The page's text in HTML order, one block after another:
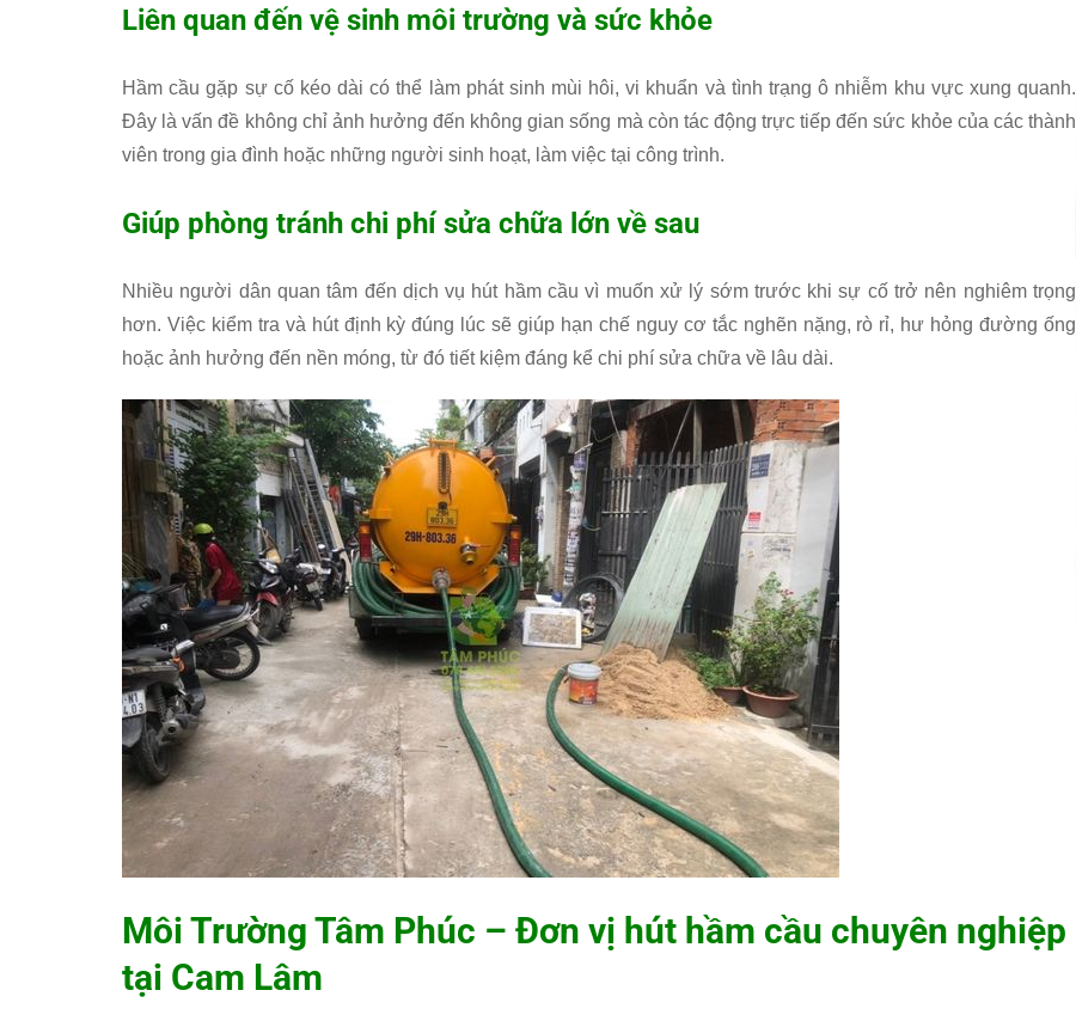
Liên quan đến vệ sinh môi trường và sức khỏe
Hầm cầu gặp sự cố kéo dài có thể làm phát sinh mùi hôi, vi khuẩn và tình trạng ô nhiễm khu vực xung quanh.
Đây là vấn đề không chỉ ảnh hưởng đến không gian sống mà còn tác động trực tiếp đến sức khỏe của các thành
viên trong gia đình hoặc những người sinh hoạt, làm việc tại công trình.
Giúp phòng tránh chi phí sửa chữa lớn về sau
Nhiều người dân quan tâm đến dịch vụ hút hầm cầu vì muốn xử lý sớm trước khi sự cố trở nên nghiêm trọng
hơn. Việc kiểm tra và hút định kỳ đúng lúc sẽ giúp hạn chế nguy cơ tắc nghẽn nặng, rò rỉ, hư hỏng đường ống
hoặc ảnh hưởng đến nền móng, từ đó tiết kiệm đáng kể chi phí sửa chữa về lâu dài.
Môi Trường Tâm Phúc – Đơn vị hút hầm cầu chuyên nghiệp
tại Cam Lâm